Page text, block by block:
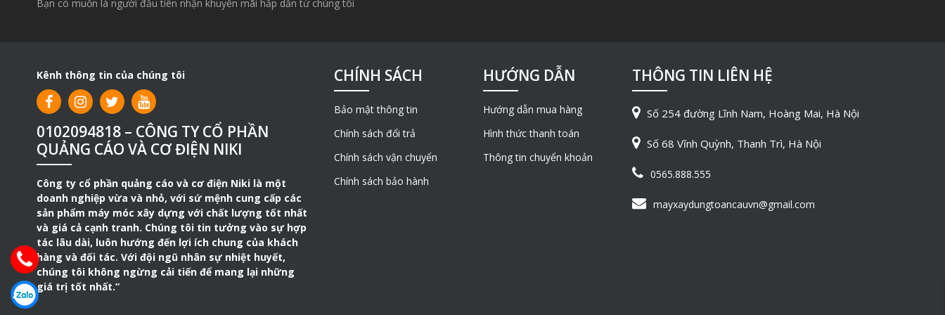
Bạn có muốn là người đầu tiên nhận khuyến mãi hấp dẫn từ chúng tôi
Kênh thông tin của chúng tôi
0102094818 – CÔNG TY CỔ PHẦN
QUẢNG CÁO VÀ CƠ ĐIỆN NIKI
Công ty cổ phần quảng cáo và cơ điện Niki là một
doanh nghiệp vừa và nhỏ, với sứ mệnh cung cấp các
sản phẩm máy móc xây dựng với chất lượng tốt nhất
và giá cả cạnh tranh. Chúng tôi tin tưởng vào sự hợp
tác lâu dài, luôn hướng đến lợi ích chung của khách
hàng và đối tác. Với đội ngũ nhân sự nhiệt huyết,
chúng tôi không ngừng cải tiến để mang lại những
giá trị tốt nhất.”
CHÍNH SÁCH
Bảo mật thông tin
Chính sách đổi trả
Chính sách vận chuyển
Chính sách bảo hành
HƯỚNG DẪN
Hướng dẫn mua hàng
Hình thức thanh toán
Thông tin chuyển khoản
THÔNG TIN LIÊN HỆ
Số 254 đường Lĩnh Nam, Hoàng Mai, Hà Nội
Số 68 Vĩnh Quỳnh, Thanh Trì, Hà Nội
0565.888.555
mayxaydungtoancauvn@gmail.com